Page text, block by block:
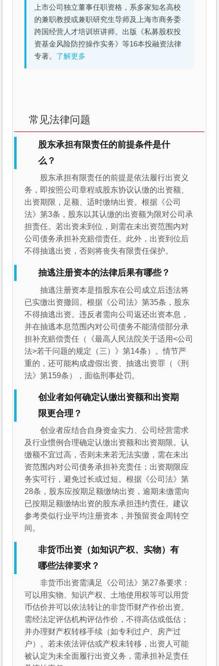
上市公司独立董事任职资格，系多家知名高校
的兼职教授或兼职研究生导师及上海市商务委
跨国经营人才培训班讲师。出版《私募股权投
资基金风险防控操作实务》等16本投融资法律
专著。 了解更多
常见法律问题
股东承担有限责任的前提条件是什
么？
股东承担有限责任的前提是依法履行出资义
务，即按照公司章程或股东协议认缴的出资额、
出资期限，足额、适时缴纳出资。根据《公司
法》第3条，股东以其认缴的出资额为限对公司承
担责任。若出资未到位，则需在未出资范围内对
公司债务承担补充赔偿责任。此外，出资到位后
不得抽逃出资，否则将丧失有限责任保护。
抽逃注册资本的法律后果有哪些？
抽逃注册资本是指股东在公司成立后违法将
已实缴出资撤回。根据《公司法》第35条，股东
不得抽逃出资。违反者需向公司返还出资本息，
并在抽逃本息范围内对公司债务不能清偿部分承
担补充赔偿责任（《最高人民法院关于适用<公司
法>若干问题的规定（三）》第14条）。情节严
重的，还可能构成虚假出资、抽逃出资罪（《刑
法》第159条），面临刑事处罚。
创业者如何确定认缴出资额和出资期
限更合理？
创业者应结合自身资金实力、公司经营需求
及行业惯例合理确定认缴出资额和出资期限。认
缴额不宜过高，否则未来若无法实缴，需在未出
资范围内对公司债务承担补充责任；出资期限应
务实可行，避免过长或过短。根据《公司法》第
28条，股东应按期足额缴纳出资，逾期未缴需向
已按期足额缴纳出资的股东承担违约责任。建议
参考类似行业平均注册资本，并预留资金周转空
间。
非货币出资（如知识产权、实物）有
哪些法律要求？
非货币出资需满足《公司法》第27条要求：
可以用实物、知识产权、土地使用权等可以用货
币估价并可以依法转让的非货币财产作价出资。
需经法定评估机构评估作价，不得高估或低估；
并办理财产权转移手续（如专利过户、房产过
户）。若未依法评估或产权未转移，出资人可能
被认定为未全面履行出资义务，需承担补足责任